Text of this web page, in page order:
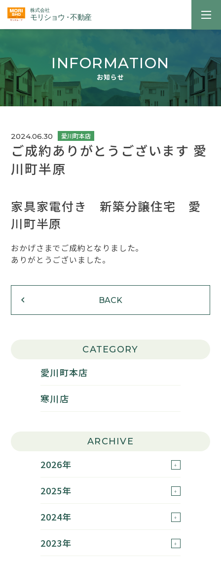
INFORMATION
お知らせ
2024.06.30
ご成約ありがとうございます 愛
川町半原
家具家電付き 新築分譲住宅 愛
川町半原
おかげさまでご成約となりました。
ありがとうございました。
BACK
CATEGORY
愛川町本店
寒川店
ARCHIVE
2026年
2025年
2024年
2023年